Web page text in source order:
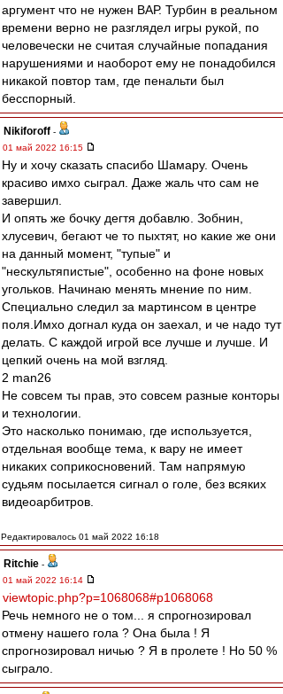
аргумент что не нужен ВАР. Турбин в реальном
времени верно не разглядел игры рукой, по
человечески не считая случайные попадания
нарушениями и наоборот ему не понадобился
никакой повтор там, где пенальти был
бесспорный.
Nikiforoff -
01 май 2022 16:15
Ну и хочу сказать спасибо Шамару. Очень
красиво имхо сыграл. Даже жаль что сам не
завершил.
И опять же бочку дегтя добавлю. Зобнин,
хлусевич, бегают че то пыхтят, но какие же они
на данный момент, "тупые" и
"нескультяпистые", особенно на фоне новых
угольков. Начинаю менять мнение по ним.
Специально следил за мартинсом в центре
поля.Имхо догнал куда он заехал, и че надо тут
делать. С каждой игрой все лучше и лучше. И
цепкий очень на мой взгляд.
2 man26
Не совсем ты прав, это совсем разные конторы
и технологии.
Это насколько понимаю, где используется,
отдельная вообще тема, к вару не имеет
никаких соприкосновений. Там напрямую
судьям посылается сигнал о голе, без всяких
видеоарбитров.
Редактировалось 01 май 2022 16:18
Ritchie -
01 май 2022 16:14
viewtopic.php?p=1068068#p1068068
Речь немного не о том... я спрогнозировал
отмену нашего гола ? Она была ! Я
спрогнозировал ничью ? Я в пролете ! Но 50 %
сыграло.